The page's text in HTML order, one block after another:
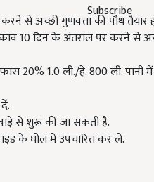
Subscribe
से अच्छी गुणवत्ता की पौध तैयार
10 दिन के अंतराल पर करने से
20% 1.0 ली./हे. 800 ली. पानी
से शुरू की जा सकती है.
के घोल में उपचारित कर लें.